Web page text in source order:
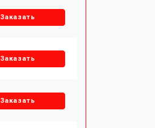
Заказать
Заказать
Заказать